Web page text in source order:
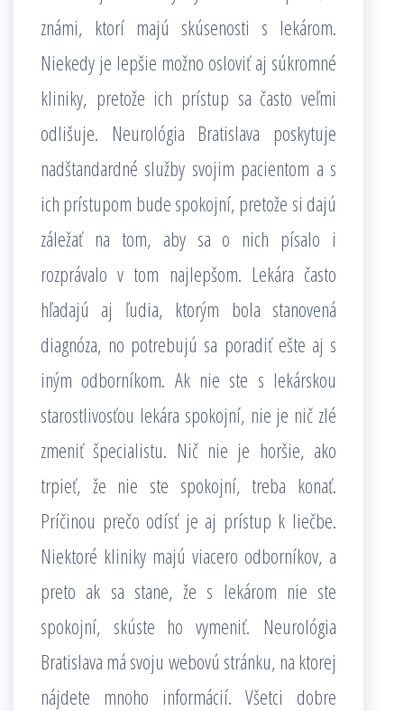
známi, ktorí majú skúsenosti s lekárom.
Niekedy je lepšie možno osloviť aj súkromné
kliniky, pretože ich prístup sa často veľmi
odlišuje. Neurológia Bratislava poskytuje
nadštandardné služby svojim pacientom a s
ich prístupom bude spokojní, pretože si dajú
záležať na tom, aby sa o nich písalo i
rozprávalo v tom najlepšom. Lekára často
hľadajú aj ľudia, ktorým bola stanovená
diagnóza, no potrebujú sa poradiť ešte aj s
iným odborníkom. Ak nie ste s lekárskou
starostlivosťou lekára spokojní, nie je nič zlé
zmeniť špecialistu. Nič nie je horšie, ako
trpieť, že nie ste spokojní, treba konať.
Príčinou prečo odísť je aj prístup k liečbe.
Niektoré kliniky majú viacero odborníkov, a
preto ak sa stane, že s lekárom nie ste
spokojní, skúste ho vymeniť. Neurológia
Bratislava má svoju webovú stránku, na ktorej
nájdete mnoho informácií. Všetci dobre